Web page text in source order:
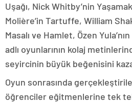
Uşağı, Nick Whitby’nin
Molière’in Tartuffe, William
Masalı ve Hamlet, Özen
adlı oyunlarının kolaj
seyircinin büyük beğenisini
Oyun sonrasında
öğrenciler eğitmenlerine tek